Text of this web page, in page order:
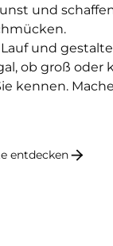
und
und
ob groß oder
kennen.
entdecken